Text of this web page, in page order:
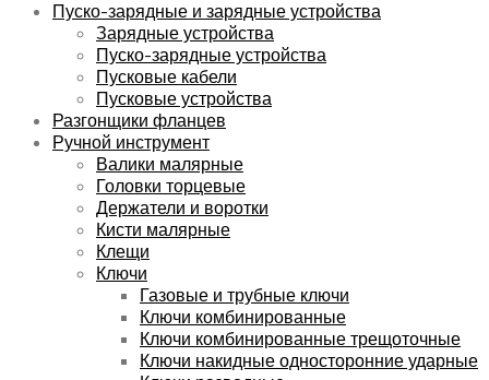
Пуско-зарядные и зарядные устройства
Зарядные устройства
Пуско-зарядные устройства
Пусковые кабели
Пусковые устройства
Разгонщики фланцев
Ручной инструмент
Валики малярные
Головки торцевые
Держатели и воротки
Кисти малярные
Клещи
Ключи
Газовые и трубные ключи
Ключи комбинированные
Ключи комбинированные трещоточные
Ключи накидные односторонние ударные